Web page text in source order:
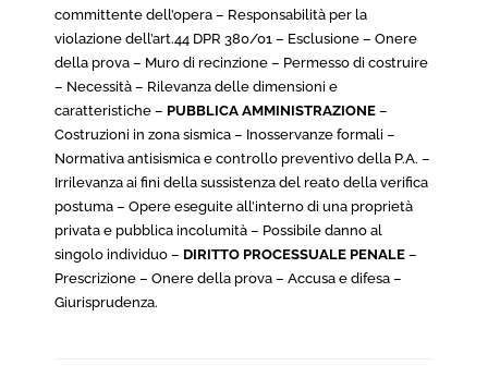
committente dell’opera – Responsabilità per la
violazione dell’art.44 DPR 380/01 – Esclusione – Onere
della prova – Muro di recinzione – Permesso di costruire
– Necessità – Rilevanza delle dimensioni e
caratteristiche – PUBBLICA AMMINISTRAZIONE –
Costruzioni in zona sismica – Inosservanze formali –
Normativa antisismica e controllo preventivo della P.A. –
Irrilevanza ai fini della sussistenza del reato della verifica
postuma – Opere eseguite all’interno di una proprietà
privata e pubblica incolumità – Possibile danno al
singolo individuo – DIRITTO PROCESSUALE PENALE –
Prescrizione – Onere della prova – Accusa e difesa –
Giurisprudenza.